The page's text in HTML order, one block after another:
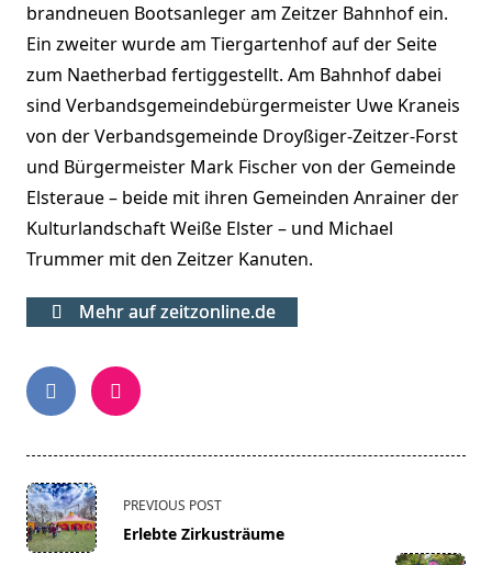
brandneuen Bootsanleger am Zeitzer Bahnhof ein.
Ein zweiter wurde am Tiergartenhof auf der Seite
zum Naetherbad fertiggestellt. Am Bahnhof dabei
sind Verbandsgemeindebürgermeister Uwe Kraneis
von der Verbandsgemeinde Droyßiger-Zeitzer-Forst
und Bürgermeister Mark Fischer von der Gemeinde
Elsteraue – beide mit ihren Gemeinden Anrainer der
Kulturlandschaft Weiße Elster – und Michael
Trummer mit den Zeitzer Kanuten.
Mehr auf zeitzonline.de
<span
class="nav-
subtitle
PREVIOUS POST
Erlebte Zirkusträume